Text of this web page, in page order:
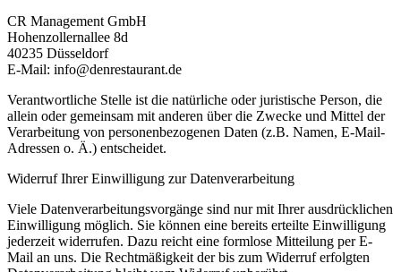
CR Management GmbH
Hohenzollernallee 8d
40235 Düsseldorf
E-Mail: info@denrestaurant.de
Verantwortliche Stelle ist die natürliche oder juristische Person, die
allein oder gemeinsam mit anderen über die Zwecke und Mittel der
Verarbeitung von personenbezogenen Daten (z.B. Namen, E-Mail-
Adressen o. Ä.) entscheidet.
Widerruf Ihrer Einwilligung zur Datenverarbeitung
Viele Datenverarbeitungsvorgänge sind nur mit Ihrer ausdrücklichen
Einwilligung möglich. Sie können eine bereits erteilte Einwilligung
jederzeit widerrufen. Dazu reicht eine formlose Mitteilung per E-
Mail an uns. Die Rechtmäßigkeit der bis zum Widerruf erfolgten